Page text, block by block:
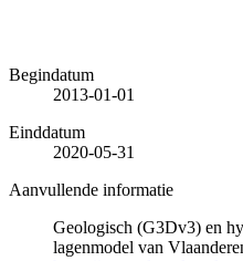
Begindatum
2013-01-01
Einddatum
2020-05-31
Aanvullende informatie
Geologisch (G3Dv3) en
lagenmodel van